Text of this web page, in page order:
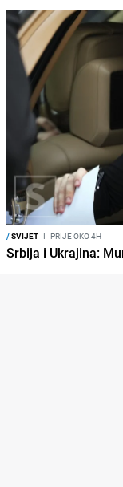
/SVIJET I PRIJE OKO 4H
Srbija i Ukrajina: